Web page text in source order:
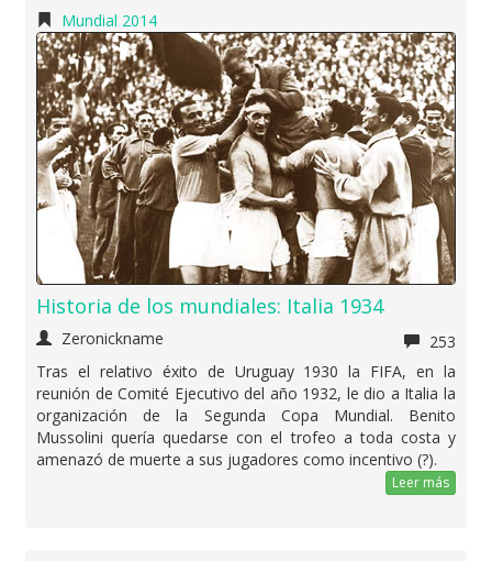
Mundial 2014
Historia de los mundiales: Italia 1934
Zeronickname
253
Tras el relativo éxito de Uruguay 1930 la FIFA, en la
reunión de Comité Ejecutivo del año 1932, le dio a Italia la
organización de la Segunda Copa Mundial. Benito
Mussolini quería quedarse con el trofeo a toda costa y
amenazó de muerte a sus jugadores como incentivo (?).
Leer más